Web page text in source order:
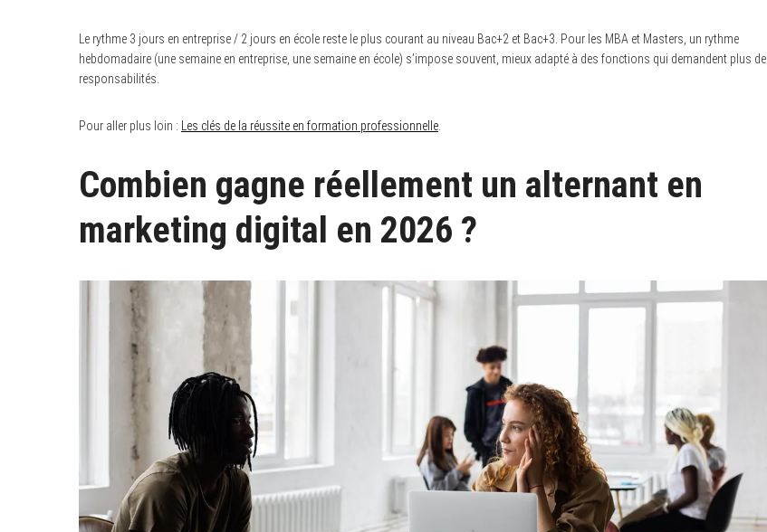
Le rythme 3 jours en entreprise / 2 jours en école reste le plus courant au niveau Bac+2 et Bac+3. Pour les MBA et Masters, un rythme
hebdomadaire (une semaine en entreprise, une semaine en école) s’impose souvent, mieux adapté à des fonctions qui demandent plus de
responsabilités.
Pour aller plus loin : Les clés de la réussite en formation professionnelle
Combien gagne réellement un alternant en
marketing digital en 2026 ?